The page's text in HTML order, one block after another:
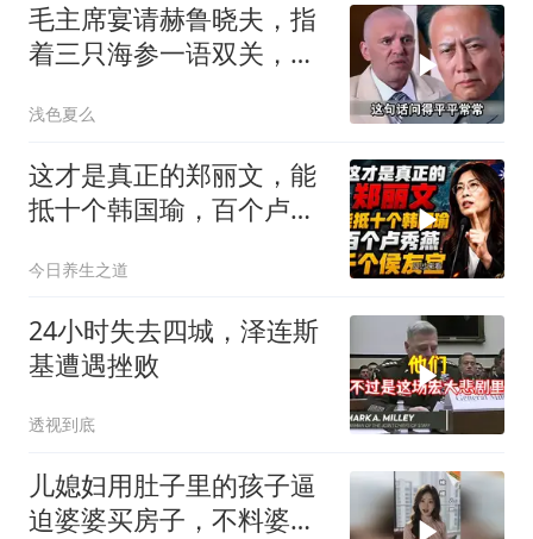
毛主席宴请赫鲁晓夫，指
着三只海参一语双关，赫
浅色夏么
这才是真正的郑丽文，能
抵十个韩国瑜，百个卢秀
今日养生之道
24小时失去四城，泽连斯
基遭遇挫败
透视到底
儿媳妇用肚子里的孩子逼
迫婆婆买房子，不料婆婆